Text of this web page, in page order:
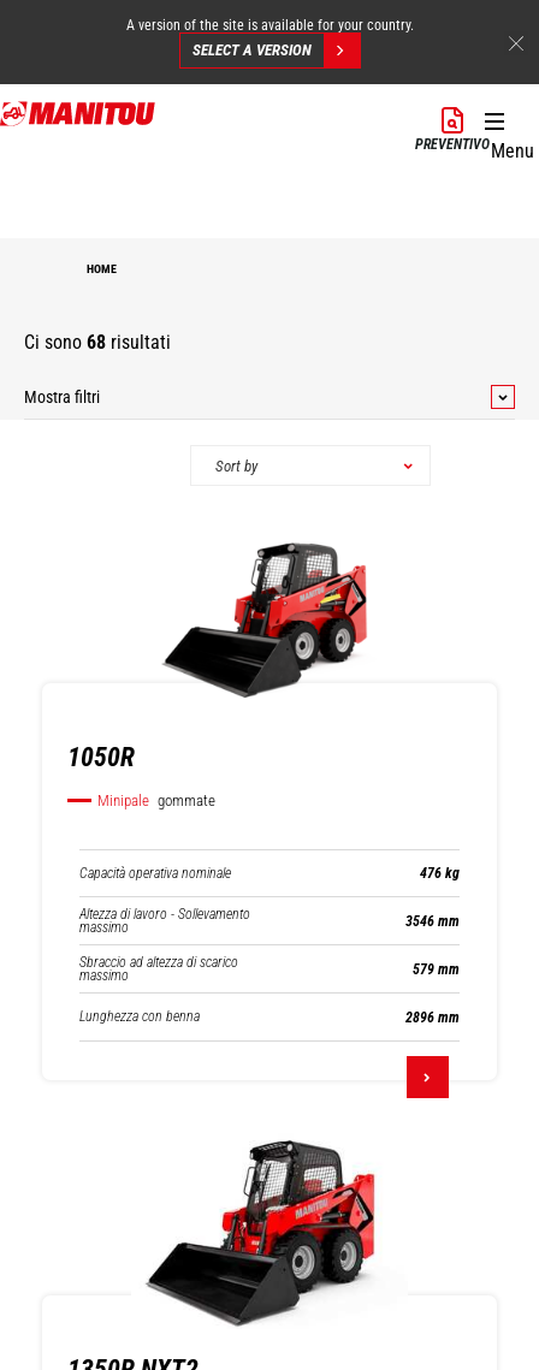
Salta
al
A version of the site is available for your country.
SELECT A VERSION
PREVENTIVOMenu
HOME
Ci sono 68 risultati
Mostra filtri
gommate
Minipale
cingolate
Carrelli elevatori
Caricatori
Sort by
1050R
Minipale gommate
Capacità operativa nominale 476 kg
Altezza di lavoro - Sollevamento
massimo 3546 mm
Sbraccio ad altezza di scarico
massimo 579 mm
Lunghezza con benna 2896 mm